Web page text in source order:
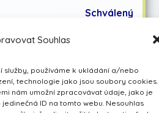
Souhlas
služby, používáme k ukládání a/nebo
technologie jako jsou soubory cookies.
nám umožní zpracovávat údaje, jako je
ID na tomto webu. Nesouhlas
Schválený
Schválený
střednědobý
výhled
rozpočtu
na léta